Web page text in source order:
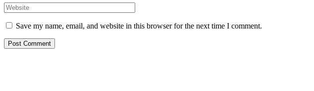
Save my name, email, and website in this browser for the next time I comment.